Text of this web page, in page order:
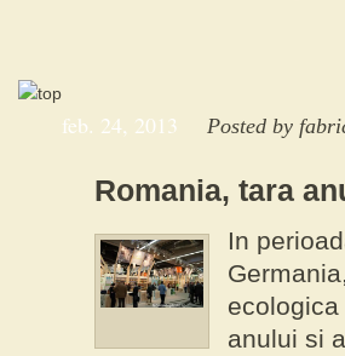
feb. 24, 2013 Posted by
Romania, tara
In
anului si